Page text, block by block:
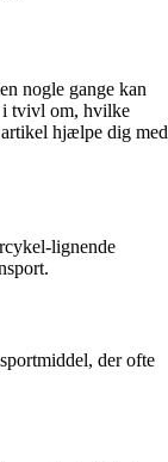
nogle gange kan
i tvivl om, hvilke
artikel hjælpe dig med
lignende
der ofte